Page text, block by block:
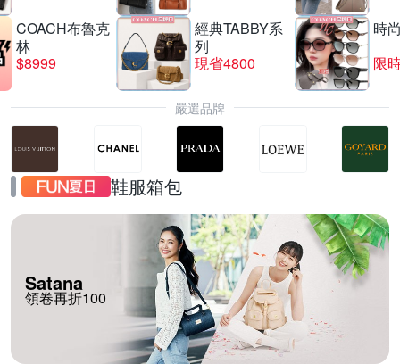
COACH布魯克
林
$8999
經典TABBY系
列
現省4800
時
限
嚴選品牌
鞋服箱包
Satana
領卷再折100